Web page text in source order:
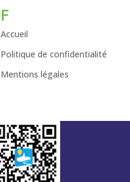
F
Accueil
Politique de confidentialité
Mentions légales